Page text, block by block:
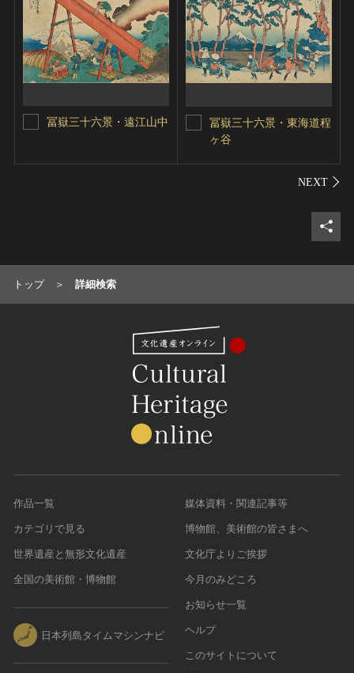
冨嶽三十六景・遠江山中
冨嶽三十六景・東海道程
ヶ谷
シェ
トップ 詳細検索
作品一覧
カテゴリで見る
世界遺産と無形文化遺産
全国の美術館・博物館
日本列島タイムマシンナビ
媒体資料・関連記事等
博物館、美術館の皆さまへ
文化庁よりご挨拶
今月のみどころ
お知らせ一覧
ヘルプ
このサイトについて